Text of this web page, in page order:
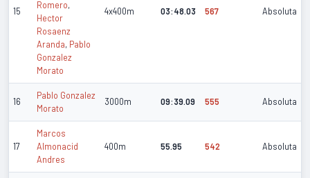
15
Romero
Hector
Rosaenz
Aranda Pablo
Gonzalez
Morato
4x400m 03:48.03 567 Absoluta
16
Pablo Gonzalez
Morato
3000m 09:39.09 555 Absoluta
17
Marcos
Almonacid
Andres
400m 55.95 542 Absoluta